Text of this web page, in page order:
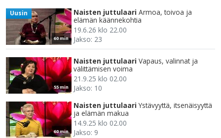
60 min
Uusin Naisten juttulaari Armoa, toivoa ja
elämän käännekohtia
19.6.26 klo 22.00
Jakso: 23
55 min
Naisten juttulaari Vapaus, valinnat ja
välittämisen voima
21.9.25 klo 02.00
Jakso: 10
60 min
Naisten juttulaari Ystävyyttä, itsenäisyyttä
ja elämän makua
14.9.25 klo 02.00
Jakso: 9